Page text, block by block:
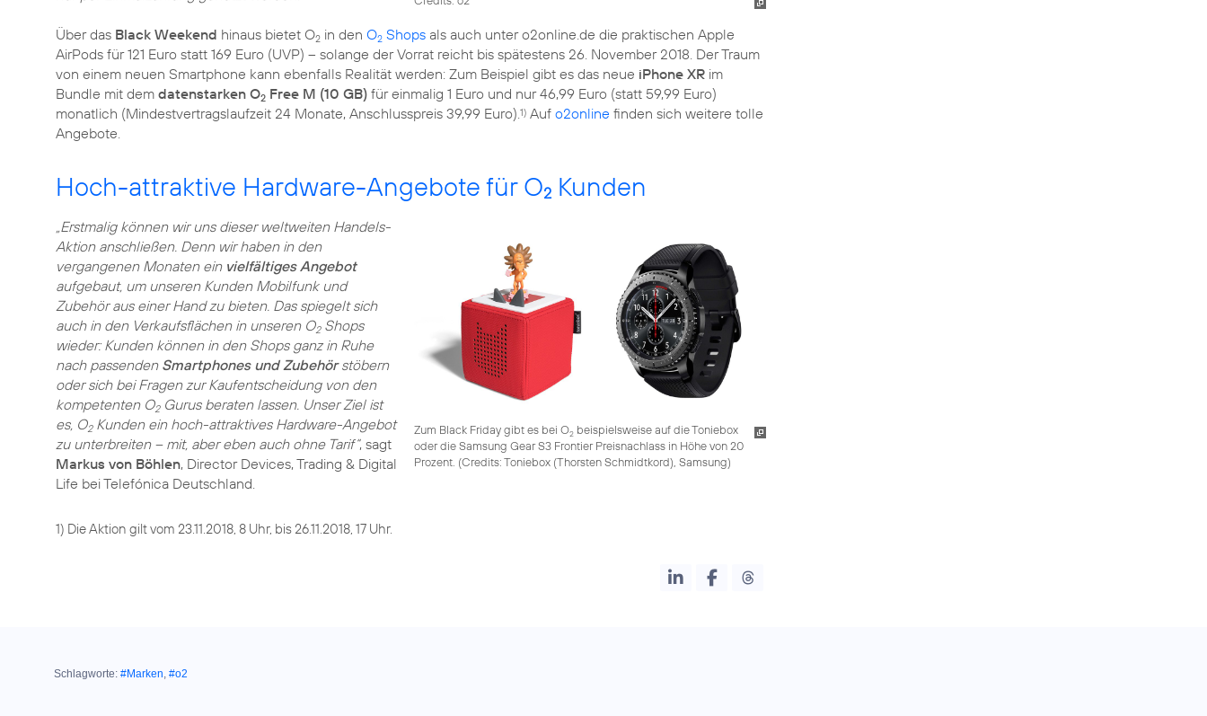
Über das Black Weekend hinaus bietet O2 in den O2 Shops als auch unter o2online.de die praktischen Apple
AirPods für 121 Euro statt 169 Euro (UVP) – solange der Vorrat reicht bis spätestens 26. November 2018. Der Traum
von einem neuen Smartphone kann ebenfalls Realität werden: Zum Beispiel gibt es das neue iPhone XR im
Bundle mit dem datenstarken O2 Free M (10 GB) für einmalig 1 Euro und nur 46,99 Euro (statt 59,99 Euro)
monatlich (Mindestvertragslaufzeit 24 Monate, Anschlusspreis 39,99 Euro).1) Auf o2online finden sich weitere tolle
Angebote.
Hoch-attraktive Hardware-Angebote für O2 Kunden
Zum Black Friday gibt es bei O2beispielsweise auf die Toniebox
oder die Samsung Gear S3 Frontier Preisnachlass in Höhe von 20
Prozent. (Credits: Toniebox (Thorsten Schmidtkord), Samsung)
„Erstmalig können wir uns dieser weltweiten Handels-
Aktion anschließen. Denn wir haben in den
vergangenen Monaten ein vielfältiges Angebot
aufgebaut, um unseren Kunden Mobilfunk und
Zubehör aus einer Hand zu bieten. Das spiegelt sich
auch in den Verkaufsflächen in unseren O2Shops
wieder: Kunden können in den Shops ganz in Ruhe
nach passenden Smartphones und Zubehörstöbern
oder sich bei Fragen zur Kaufentscheidung von den
kompetenten O2Gurus beraten lassen. Unser Ziel ist
es, O2Kunden ein hoch-attraktives Hardware-Angebot
zu unterbreiten – mit, aber eben auch ohne Tarif“, sagt
Markus von Böhlen, Director Devices, Trading & Digital
Life bei Telefónica Deutschland.
1) Die Aktion gilt vom 23.11.2018, 8 Uhr, bis 26.11.2018, 17 Uhr.
Schlagworte: #Marken, #o2